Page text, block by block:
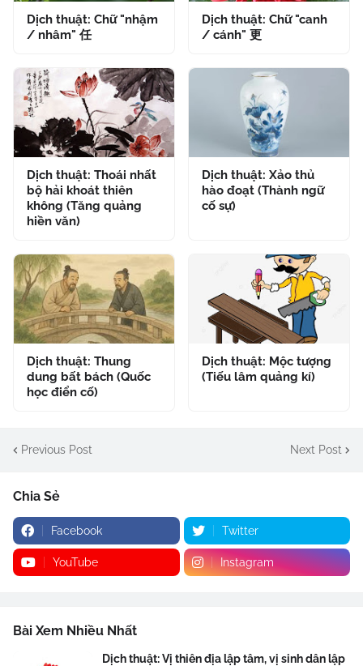
Dịch thuật: Chữ "nhậm
/ nhâm" 任
Dịch thuật: Chữ "canh
/ cánh" 更
Dịch thuật: Thoái nhất
bộ hải khoát thiên
không (Tăng quảng
hiền văn)
Dịch thuật: Xảo thủ
hào đoạt (Thành ngữ
cố sự)
Dịch thuật: Thung
dung bất bách (Quốc
học điển cố)
Dịch thuật: Mộc tượng
(Tiếu lâm quảng kí)
Previous Post Next Post
Chia Sẻ
Facebook Twitter
YouTube Instagram
Bài Xem Nhiều Nhất
Dịch thuật: Vị thiên địa lập tâm, vị sinh dân lập